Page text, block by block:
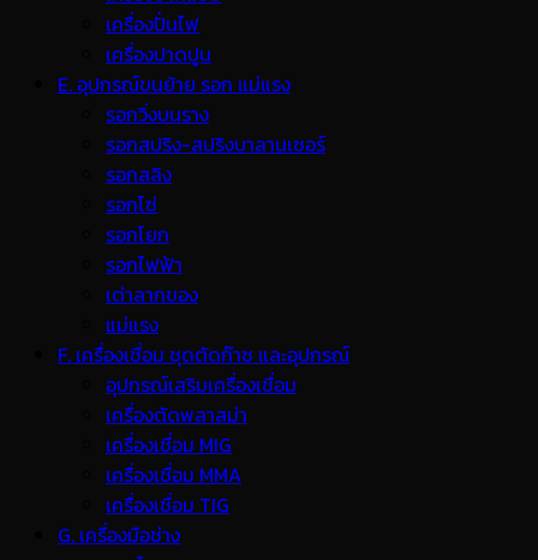
เครื่องปั่นไฟ
เครื่องปาดปูน
E. อุปกรณ์ขนย้าย รอก แม่แรง
รอกวิ่งบนราง
รอกสปริง-สปริงบาลานเซอร์
รอกสลิง
รอกโซ่
รอกโยก
รอกไฟฟ้า
เต่าลากของ
แม่แรง
F. เครื่องเชื่อม ชุดตัดก๊าซ และอุปกรณ์
อุปกรณ์เสริมเครื่องเชื่อม
เครื่องตัดพลาสม่า
เครื่องเชื่อม MIG
เครื่องเชื่อม MMA
เครื่องเชื่อม TIG
G. เครื่องมือช่าง